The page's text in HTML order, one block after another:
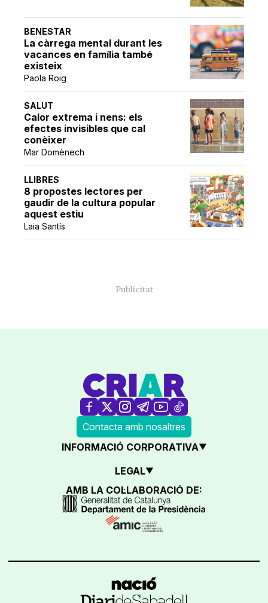
BENESTAR
La càrrega mental durant les
vacances en família també
existeix
Paola Roig
SALUT
Calor extrema i nens: els
efectes invisibles que cal
conèixer
Mar Domènech
LLIBRES
8 propostes lectores per
gaudir de la cultura popular
aquest estiu
Laia Santís
Contacta amb nosaltres
INFORMACIÓ CORPORATIVA
LEGAL
AMB LA COL·LABORACIÓ DE: